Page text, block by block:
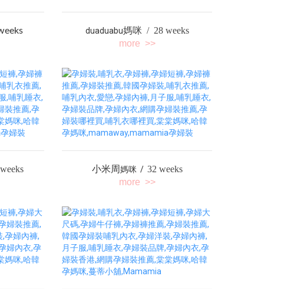
duaduabu媽咪 / 28 weeks
more >>
小米周媽咪 / 32 weeks
more >>